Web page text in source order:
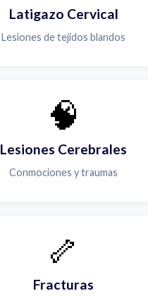
Latigazo Cervical
Lesiones de tejidos blandos
🧠
Lesiones Cerebrales
Conmociones y traumas
🦴
Fracturas